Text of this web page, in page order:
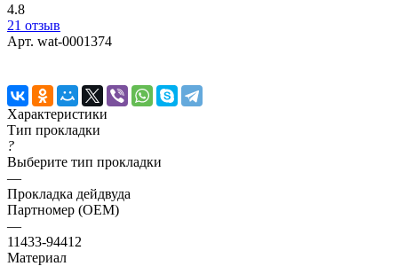
4.8
21 отзыв
Арт. wat-0001374
Характеристики
Тип прокладки
?
Выберите тип прокладки
—
Прокладка дейдвуда
Партномер (OEM)
—
11433-94412
Материал